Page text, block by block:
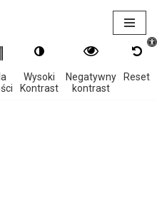
Wysoki
Kontrast
Negatywny
kontrast
Reset